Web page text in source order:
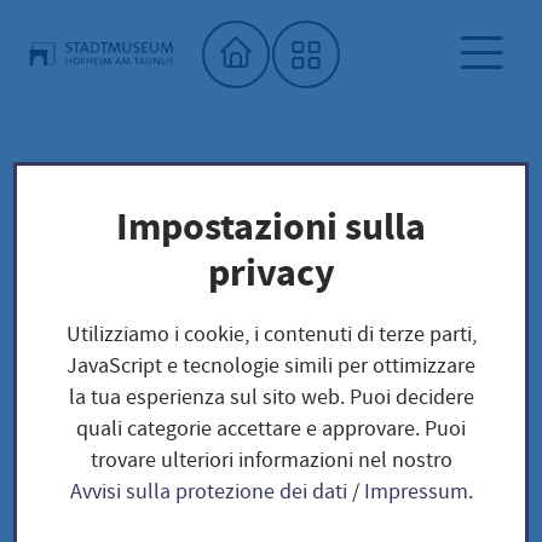
Home"
Museo della città Mostre speciali Attuale
Attuale
Dietro lo specchio. 9° Premio
Marta Hoepffner per la
Impostazioni sulla
privacy
Utilizziamo i cookie, i contenuti di terze parti,
JavaScript e tecnologie simili per ottimizzare
la tua esperienza sul sito web. Puoi decidere
quali categorie accettare e approvare. Puoi
trovare ulteriori informazioni nel nostro
Avvisi sulla protezione dei dati/ Impressum.